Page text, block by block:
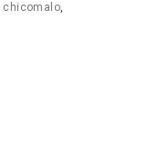
chicomalo,